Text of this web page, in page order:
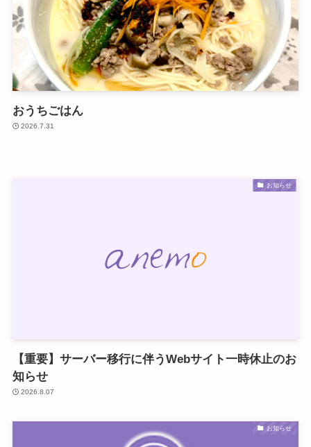
おうちごはん
2026.7.31
お知らせ
【重要】サーバー移行に伴うWebサイト一時休止のお
知らせ
2026.8.07
お知らせ